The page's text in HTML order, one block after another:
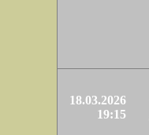
18.03.2026
19:15